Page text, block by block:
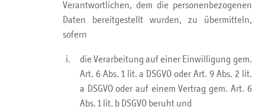
Verantwortlichen, dem die personenbezogenen
Daten bereitgestellt wurden, zu übermitteln,
sofern
die Verarbeitung auf einer Einwilligung gem.
Art. 6 Abs. 1 lit. a DSGVO oder Art. 9 Abs. 2 lit.
a DSGVO oder auf einem Vertrag gem. Art. 6
Abs. 1 lit. b DSGVO beruht und